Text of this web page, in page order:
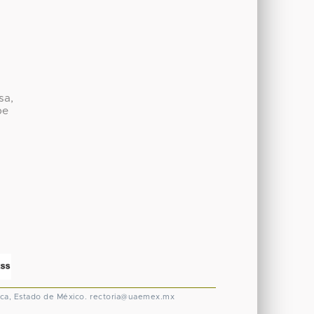
Estado de México. rectoria@uaemex.mx